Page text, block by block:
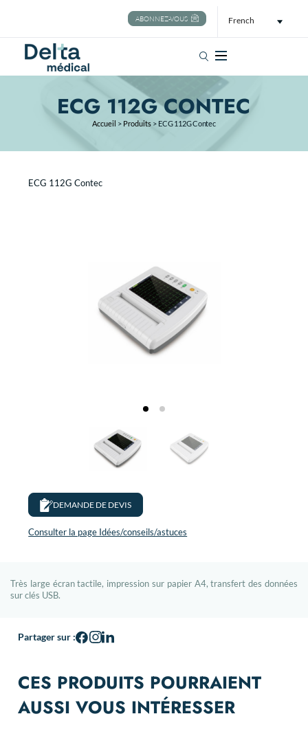
ABONNEZ-VOUS French
Rechercher
ECG 112G CONTEC
Accueil > Produits > ECG 112G Contec
ECG 112G Contec
DEMANDE DE DEVIS
Consulter la page Idées/conseils/astuces
Très large écran tactile, impression sur papier A4, transfert des données
sur clés USB.
Partager sur :
CES PRODUITS POURRAIENT
AUSSI VOUS INTÉRESSER